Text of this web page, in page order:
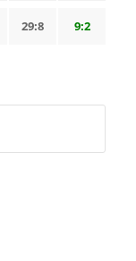
9:2
29:8